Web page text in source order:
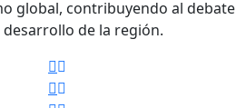
global, contribuyendo al debate
desarrollo de la región.